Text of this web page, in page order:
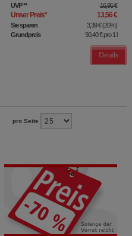
UVP** 16,95 €
Unser Preis* 13,56 €
Sie sparen 3,39 €(20%)
Grundpreis
90,40 €pro 1 l
Details
pro Seite